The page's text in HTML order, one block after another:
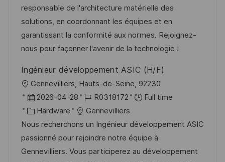
i
o
n
d
D
a
t
d
g
o
r
y
responsable de l'architecture matérielle des
solutions, en coordonnant les équipes et en
garantissant la conformité aux normes. Rejoignez-
nous pour façonner l'avenir de la technologie !
Ingénieur développement ASIC (H/F)
L
o
c
a
t
i
Gennevilliers, Hauts-de-Seine, 92230
P
o
s
t
e
2026-04-28
J
o
b
I
d
R0318172
Full time
C
a
t
e
Hardware
Gennevilliers
Nous recherchons un Ingénieur développement ASIC
passionné pour rejoindre notre équipe à
Gennevilliers. Vous participerez au développement